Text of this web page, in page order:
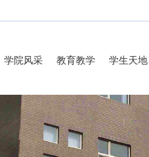
学院风采 教育教学 学生天地